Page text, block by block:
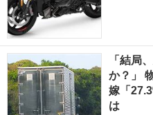
「結局
か？」
嫁「
は